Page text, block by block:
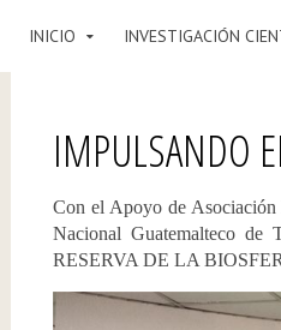
INICIO INVESTIGACIÓN
IMPULSANDO
Con el Apoyo de Asociación
Nacional Guatemalteco
RESERVA DE LA